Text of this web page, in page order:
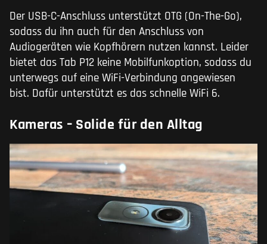
Der USB-C-Anschluss unterstützt OTG (On-The-Go),
sodass du ihn auch für den Anschluss von
Audiogeräten wie Kopfhörern nutzen kannst. Leider
bietet das Tab P12 keine Mobilfunkoption, sodass du
unterwegs auf eine WiFi-Verbindung angewiesen
bist. Dafür unterstützt es das schnelle WiFi 6.
Kameras – Solide für den Alltag